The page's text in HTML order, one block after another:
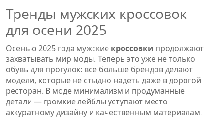
Тренды мужских кроссовок
для осени 2025
Осенью 2025 года мужские кроссовки продолжают
захватывать мир моды. Теперь это уже не только
обувь для прогулок: всё больше брендов делают
модели, которые не стыдно надеть даже в дорогой
ресторан. В моде минимализм и продуманные
детали — громкие лейблы уступают место
аккуратному дизайну и качественным материалам.